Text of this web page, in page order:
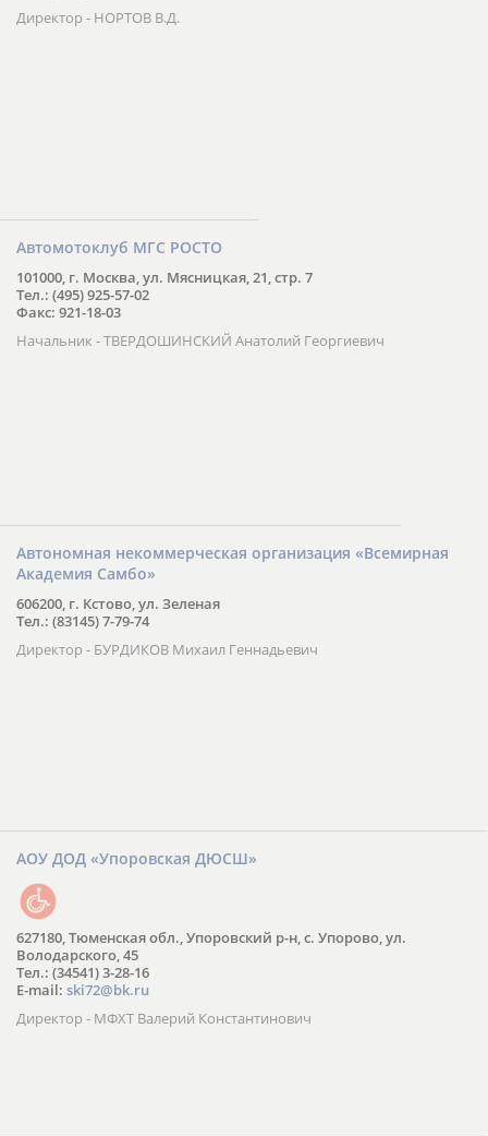
Директор - НОРТОВ В.Д.
Автомотоклуб МГС РОСТО
101000, г. Москва, ул. Мясницкая, 21, стр. 7
Тел.: (495) 925-57-02
Факс: 921-18-03
Начальник - ТВЕРДОШИНСКИЙ Анатолий Георгиевич
Автономная некоммерческая организация «Всемирная
Академия Самбо»
606200, г. Кстово, ул. Зеленая
Тел.: (83145) 7-79-74
Директор - БУРДИКОВ Михаил Геннадьевич
АОУ ДОД «Упоровская ДЮСШ»
627180, Тюменская обл., Упоровский р-н, с. Упорово, ул.
Володарского, 45
Тел.: (34541) 3-28-16
E-mail: ski72@bk.ru
Директор - МФХТ Валерий Константинович